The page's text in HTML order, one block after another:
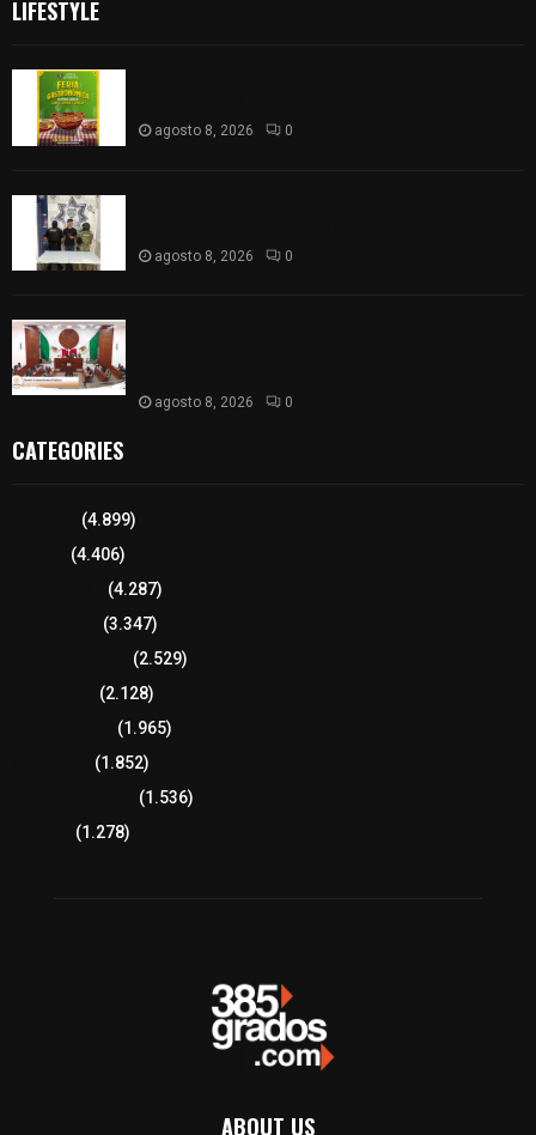
LIFESTYLE
agosto 8, 2026 0
agosto 8, 2026 0
agosto 8, 2026 0
CATEGORIES
(4.899)
(4.406)
(4.287)
(3.347)
(2.529)
(2.128)
(1.965)
(1.852)
(1.536)
(1.278)
ABOUT US